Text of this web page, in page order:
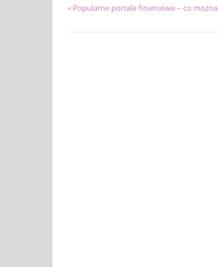
Nawigacja
wpisu
Previous
Popularne portale finansowe – co